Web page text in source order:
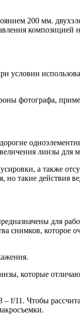
200 мм.
композицией
условии
фотографа,
линзы для
а также
но такие действия
для
снимков, которое
которые
f/11. Чтобы